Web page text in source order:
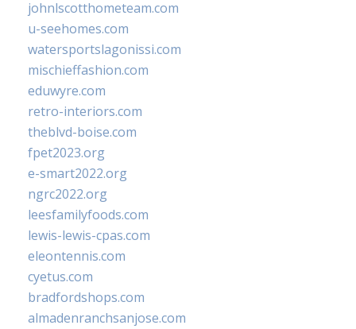
johnlscotthometeam.com
u-seehomes.com
watersportslagonissi.com
mischieffashion.com
eduwyre.com
retro-interiors.com
theblvd-boise.com
fpet2023.org
e-smart2022.org
ngrc2022.org
leesfamilyfoods.com
lewis-lewis-cpas.com
eleontennis.com
cyetus.com
bradfordshops.com
almadenranchsanjose.com